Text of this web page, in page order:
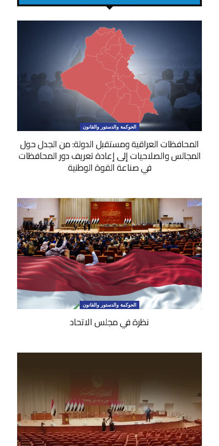
الحوكمة والدستور والقانون
المحافظات العراقية ومستقبل الدولة: من الجدل حول
المجالس والصلاحيات إلى إعادة تعريف دور المحافظات
في صناعة القوة الوطنية
الحوكمة والدستور والقانون
نظرة في مجلس الاتحاد